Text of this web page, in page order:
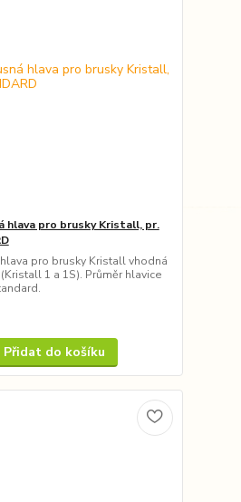
hlava pro brusky Kristall, pr.
pro brusky Kristall vhodná
1 a 1S). Průměr hlavice
Přidat do košíku